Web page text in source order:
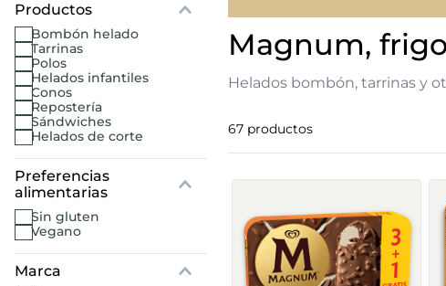
bombón helado
tarrinas
polos
helados infantiles
conos
repostería
sándwiches
helados de corte
sin gluten
vegano
Marca
magnum,
Helados bombón, tarrinas y
67 productos
6. croquetas
7. canelones
8. gambon
9. sushi
10. listísimos